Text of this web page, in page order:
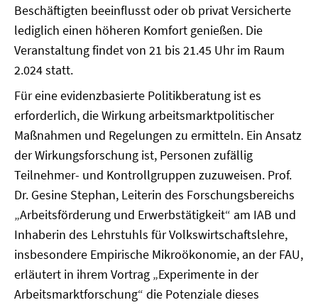
Beschäftigten beeinflusst oder ob privat Versicherte
lediglich einen höheren Komfort genießen. Die
Veranstaltung findet von 21 bis 21.45 Uhr im Raum
2.024 statt.
Für eine evidenzbasierte Politikberatung ist es
erforderlich, die Wirkung arbeitsmarktpolitischer
Maßnahmen und Regelungen zu ermitteln. Ein Ansatz
der Wirkungsforschung ist, Personen zufällig
Teilnehmer- und Kontrollgruppen zuzuweisen. Prof.
Dr. Gesine Stephan, Leiterin des Forschungsbereichs
„Arbeitsförderung und Erwerbstätigkeit“ am IAB und
Inhaberin des Lehrstuhls für Volkswirtschaftslehre,
insbesondere Empirische Mikroökonomie, an der FAU,
erläutert in ihrem Vortrag „Experimente in der
Arbeitsmarktforschung“ die Potenziale dieses